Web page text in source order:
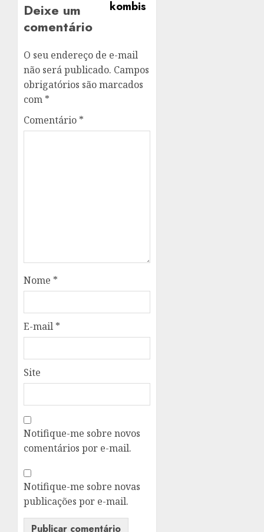
Deixe um
comentário
O seu endereço de e-mail
não será publicado. Campos
obrigatórios são marcados
com *
Comentário *
Nome *
E-mail *
Site
Notifique-me sobre novos
comentários por e-mail.
Notifique-me sobre novas
publicações por e-mail.